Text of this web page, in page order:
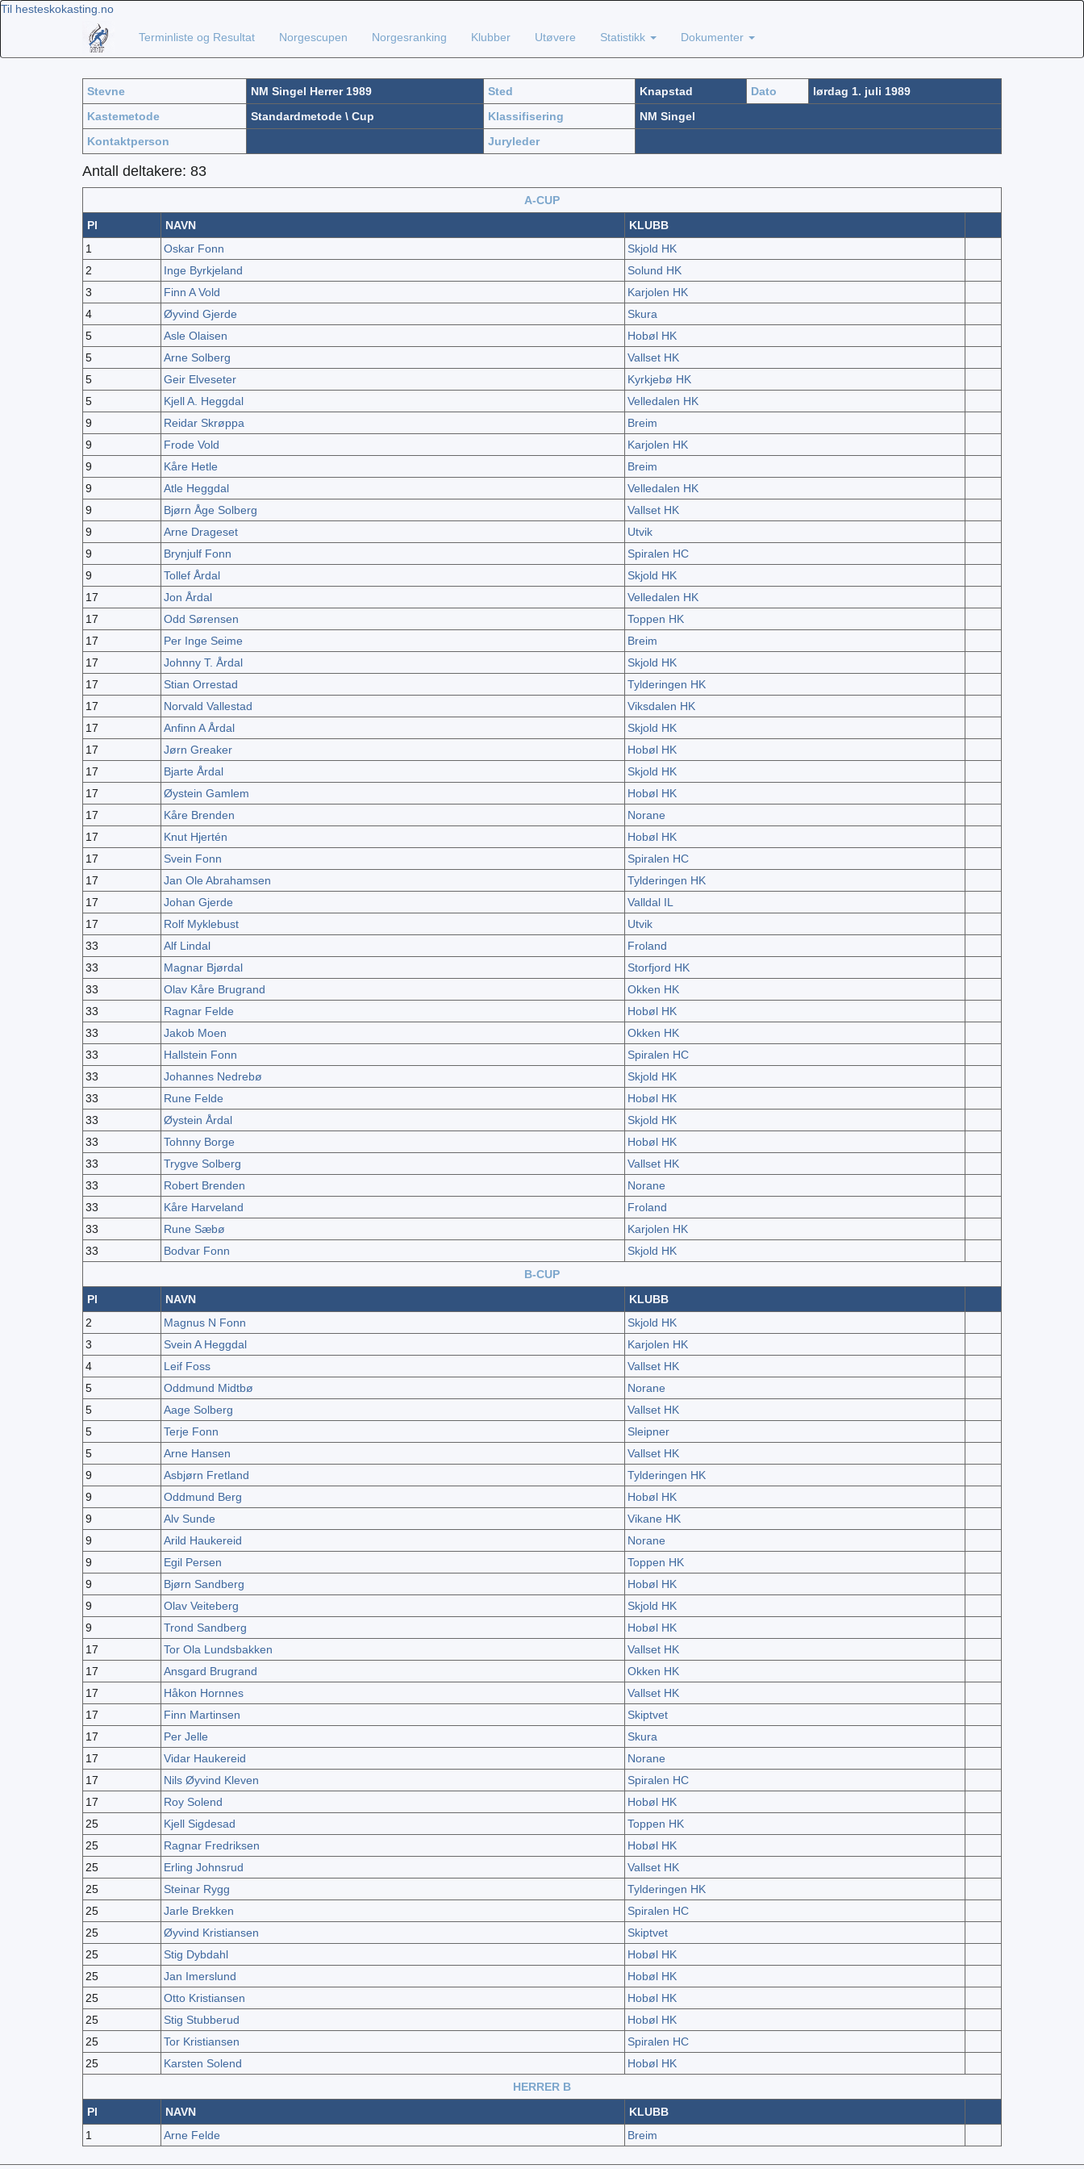
Til hesteskokasting.no
Terminliste og Resultat Norgescupen Norgesranking Klubber Utøvere Statistikk Dokumenter
Stevne NM Singel Herrer 1989 Sted Knapstad Dato
lørdag 1. juli 1989
Kastemetode
Standardmetode \ Cup Klassifisering
NM Singel
Kontaktperson
Juryleder
Antall deltakere: 83
A-CUP
Pl
NAVN
KLUBB
1
Oskar Fonn
Skjold HK
2
Inge Byrkjeland
Solund HK
3
Finn A Vold
Karjolen HK
4
Øyvind Gjerde
Skura
5
Asle Olaisen
Hobøl HK
5
Arne Solberg
Vallset HK
5
Geir Elveseter
Kyrkjebø HK
5
Kjell A. Heggdal
Velledalen HK
9
Reidar Skrøppa
Breim
9
Frode Vold
Karjolen HK
9
Kåre Hetle
Breim
9
Atle Heggdal
Velledalen HK
9
Bjørn Åge Solberg
Vallset HK
9
Arne Drageset
Utvik
9
Brynjulf Fonn
Spiralen HC
9
Tollef Årdal
Skjold HK
17
Jon Årdal
Velledalen HK
17
Odd Sørensen
Toppen HK
17
Per Inge Seime
Breim
17
Johnny T. Årdal
Skjold HK
17
Stian Orrestad
Tylderingen HK
17
Norvald Vallestad
Viksdalen HK
17
Anfinn A Årdal
Skjold HK
17
Jørn Greaker
Hobøl HK
17
Bjarte Årdal
Skjold HK
17
Øystein Gamlem
Hobøl HK
17
Kåre Brenden
Norane
17
Knut Hjertén
Hobøl HK
17
Svein Fonn
Spiralen HC
17
Jan Ole Abrahamsen
Tylderingen HK
17
Johan Gjerde
Valldal IL
17
Rolf Myklebust
Utvik
33
Alf Lindal
Froland
33
Magnar Bjørdal
Storfjord HK
33
Olav Kåre Brugrand
Okken HK
33
Ragnar Felde
Hobøl HK
33
Jakob Moen
Okken HK
33
Hallstein Fonn
Spiralen HC
33
Johannes Nedrebø
Skjold HK
33
Rune Felde
Hobøl HK
33
Øystein Årdal
Skjold HK
33
Tohnny Borge
Hobøl HK
33
Trygve Solberg
Vallset HK
33
Robert Brenden
Norane
33
Kåre Harveland
Froland
33
Rune Sæbø
Karjolen HK
33
Bodvar Fonn
Skjold HK
B-CUP
Pl
NAVN
KLUBB
2
Magnus N Fonn
Skjold HK
3
Svein A Heggdal
Karjolen HK
4
Leif Foss
Vallset HK
5
Oddmund Midtbø
Norane
5
Aage Solberg
Vallset HK
5
Terje Fonn
Sleipner
5
Arne Hansen
Vallset HK
9
Asbjørn Fretland
Tylderingen HK
9
Oddmund Berg
Hobøl HK
9
Alv Sunde
Vikane HK
9
Arild Haukereid
Norane
9
Egil Persen
Toppen HK
9
Bjørn Sandberg
Hobøl HK
9
Olav Veiteberg
Skjold HK
9
Trond Sandberg
Hobøl HK
17
Tor Ola Lundsbakken
Vallset HK
17
Ansgard Brugrand
Okken HK
17
Håkon Hornnes
Vallset HK
17
Finn Martinsen
Skiptvet
17
Per Jelle
Skura
17
Vidar Haukereid
Norane
17
Nils Øyvind Kleven
Spiralen HC
17
Roy Solend
Hobøl HK
25
Kjell Sigdesad
Toppen HK
25
Ragnar Fredriksen
Hobøl HK
25
Erling Johnsrud
Vallset HK
25
Steinar Rygg
Tylderingen HK
25
Jarle Brekken
Spiralen HC
25
Øyvind Kristiansen
Skiptvet
25
Stig Dybdahl
Hobøl HK
25
Jan Imerslund
Hobøl HK
25
Otto Kristiansen
Hobøl HK
25
Stig Stubberud
Hobøl HK
25
Tor Kristiansen
Spiralen HC
25
Karsten Solend
Hobøl HK
HERRER B
Pl
NAVN
KLUBB
1
Arne Felde Breim